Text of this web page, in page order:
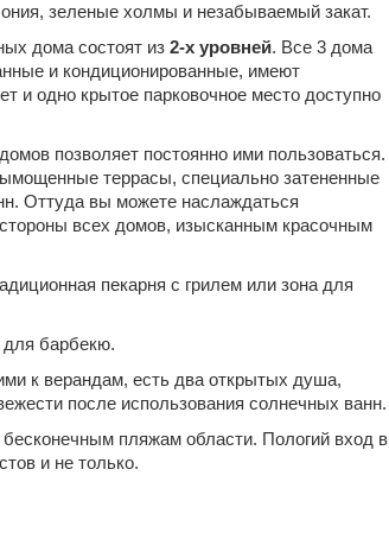
зеленые холмы и незабываемый закат.
дома состоят из 2-х уровней. Все 3 дома
и кондиционированные, имеют
и одно крытое парковочное место доступно
позволяет постоянно ими пользоваться.
террасы, специально затененные
Оттуда вы можете наслаждаться
всех домов, изысканным красочным
пекарня с грилем или зона для
для барбекю.
к верандам, есть два открытых душа,
после использования солнечных ванн.
пляжам области. Пологий вход в
и не только.